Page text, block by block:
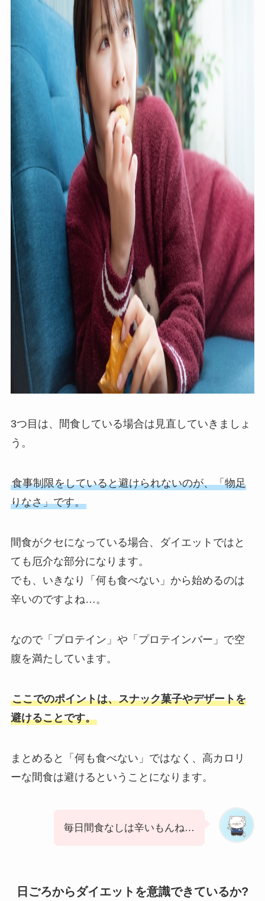
3つ目は、間食している場合は見直していきましょ
う。
食事制限をしていると避けられないのが、「物足
りなさ」です。
間食がクセになっている場合、ダイエットではと
ても厄介な部分になります。
でも、いきなり「何も食べない」から始めるのは
辛いのですよね…。
なので「プロテイン」や「プロテインバー」で空
腹を満たしています。
ここでのポイントは、スナック菓子やデザートを
避けることです。
まとめると「何も食べない」ではなく、高カロリ
ーな間食は避けるということになります。
毎日間食なしは辛いもんね…
日ごろからダイエットを意識できているか?